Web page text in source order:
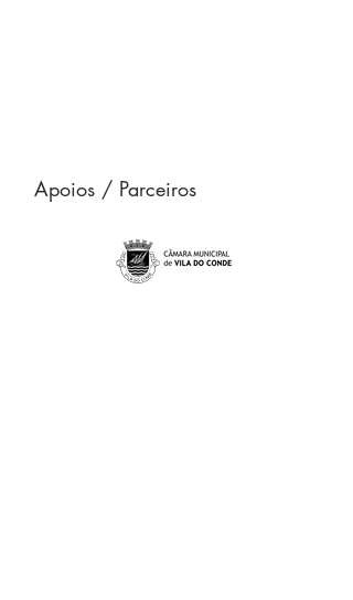
Apoios / Parceiros